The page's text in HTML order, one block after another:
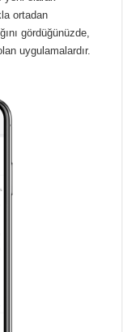
ortadan
gördüğünüzde,
uygulamalardır.